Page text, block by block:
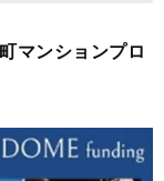
マンションプロ